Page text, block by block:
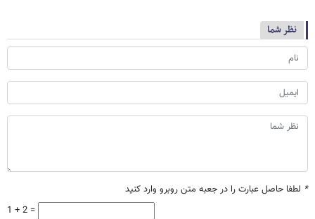
نظر شما
* لطفا حاصل عبارت را در جعبه متن روبرو وارد کنید
1 + 2 =